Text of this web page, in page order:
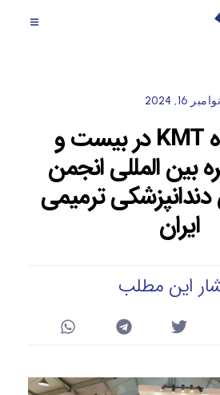
نوامبر 16, 2024
حضور گروه KMT در بیست و
بین المللی انجمن
ترمیمی
ایران
این مطلب